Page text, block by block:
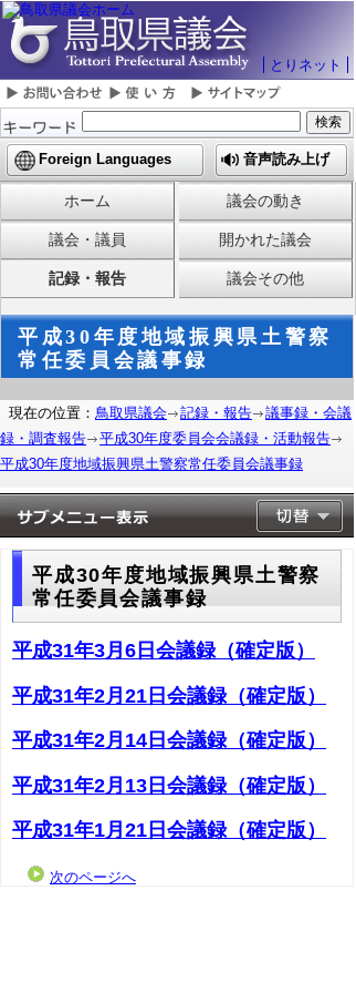
とりネット
Foreign Languages 音声読み上げ
ホーム 議会の動き
議会・議員 開かれた議会
記録・報告 議会その他
平成30年度地域振興県土警察
常任委員会議事録
現在の位置： 鳥取県議会 記録・報告
議事録・会議
録・調査報告
平成30年度委員会会議録・活動報告
平成30年度地域振興県土警察常任委員会議事録
平成30年度地域振興県土警察
常任委員会議事録
平成31年3月6日会議録（確定版）
平成31年2月21日会議録（確定版）
平成31年2月14日会議録（確定版）
平成31年2月13日会議録（確定版）
平成31年1月21日会議録（確定版）
次のページへ